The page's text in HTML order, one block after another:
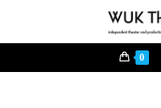
springen
0